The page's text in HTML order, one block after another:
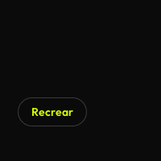
Recrear